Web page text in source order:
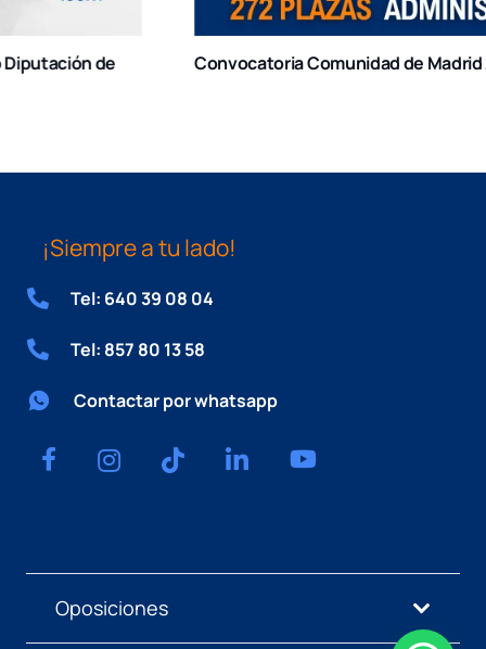
Convocatoria Comunidad de Madrid 2025
¡Siempre a tu lado!
Tel: 640 39 08 04
Tel: 857 80 13 58
Contactar por whatsapp
Oposiciones